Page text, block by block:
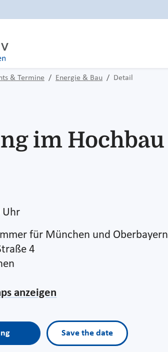
& Termine Energie & Bau Detail
im Hochbau
Uhr
für München und Oberbayern
4
anzeigen
Save the date